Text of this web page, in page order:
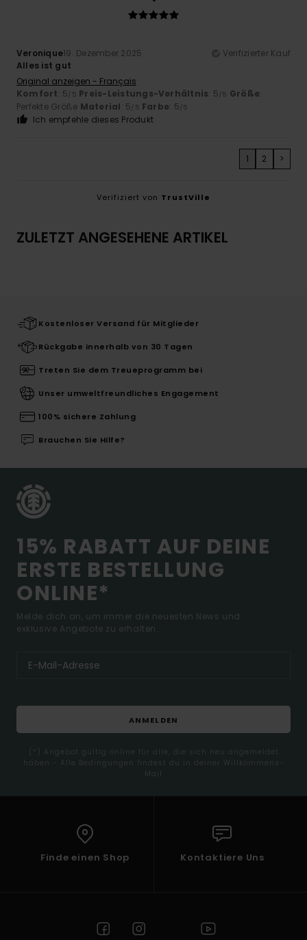
Veronique19. Dezember 2025
Verifizierter Kauf
Alles ist gut
Original anzeigen - Français
Komfort: 5/5 Preis-Leistungs-Verhältnis: 5/5 Größe:
Perfekte Größe Material: 5/5 Farbe: 5/5
Ich empfehle dieses Produkt
1 2 >
Verifiziert von TrustVille
ZULETZT ANGESEHENE ARTIKEL
Kostenloser Versand für Mitglieder
Rückgabe innerhalb von 30 Tagen
Treten Sie dem Treueprogramm bei
Unser umweltfreundliches Engagement
100% sichere Zahlung
Brauchen Sie Hilfe?
15% RABATT AUF DEINE
ERSTE BESTELLUNG
ONLINE*
Melde dich an, um immer die neuesten News und
exklusive Angebote zu erhalten.
ANMELDEN
(*) Angebot gültig online für alle, die sich neu angemeldet
haben - Alle Bedingungen findest du in deiner Willkommens-
Mail
Finde einen Shop Kontaktiere Uns